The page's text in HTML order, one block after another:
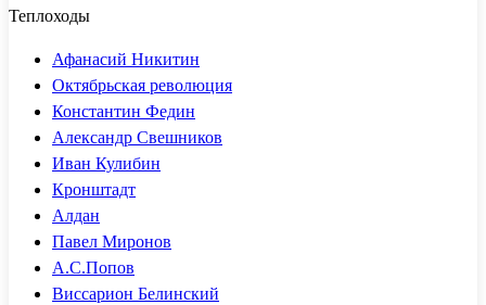
Теплоходы
Афанасий Никитин
Октябрьская революция
Константин Федин
Александр Свешников
Иван Кулибин
Кронштадт
Алдан
Павел Миронов
А.С.Попов
Виссарион Белинский